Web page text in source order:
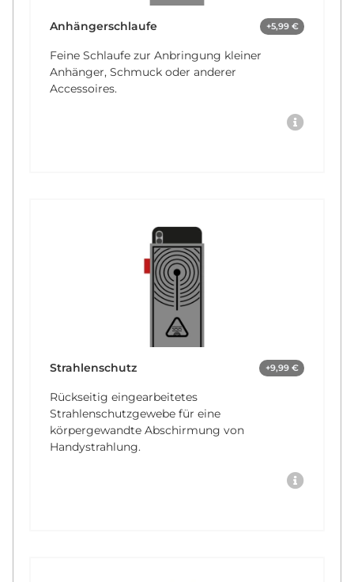
Anhängerschlaufe +5,99 €
Feine Schlaufe zur Anbringung kleiner
Anhänger, Schmuck oder anderer
Accessoires.
Strahlenschutz +9,99 €
Rückseitig eingearbeitetes
Strahlenschutzgewebe für eine
körpergewandte Abschirmung von
Handystrahlung.